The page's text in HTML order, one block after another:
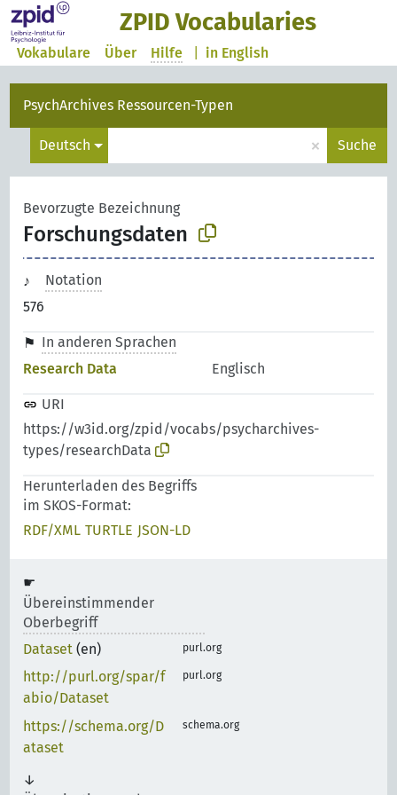
ZPID Vocabularies
in English
Vokabulare Über Hilfe
PsychArchives Ressourcen-Typen
Deutsch × Suche
Bevorzugte Bezeichnung
Forschungsdaten
Notation
576
In anderen Sprachen
Research Data
Englisch
URI
https://w3id.org/zpid/vocabs/psycharchives-
types/researchData
Herunterladen des Begriffs
im SKOS-Format:
RDF/XML TURTLE JSON-LD
Übereinstimmender
Oberbegriff
Dataset (en) purl.org
http://purl.org/spar/f
abio/Dataset
purl.org
https://schema.org/D
ataset
schema.org